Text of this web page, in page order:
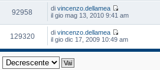
92958 divincenzo.dellamea
il gio mag 13, 2010 9:41 am
129320 divincenzo.dellamea
il gio dic 17, 2009 10:49 am